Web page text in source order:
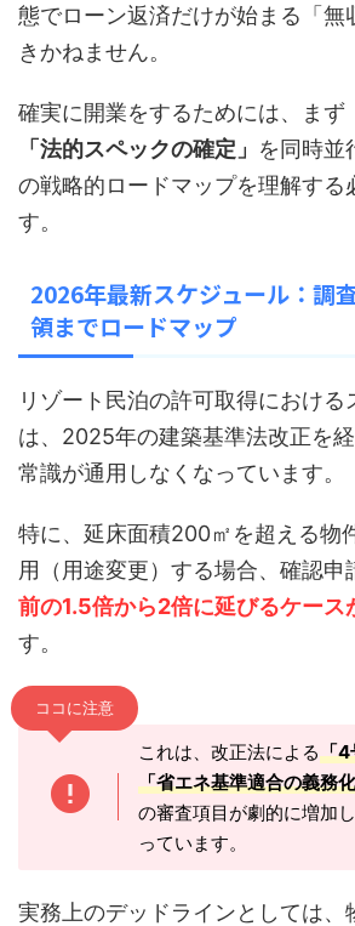
態でローン返済だけが始まる「無
きかねません。
確実に開業をするためには、まず
「法的スペックの確定」 を同時並
の戦略的ロードマップを理解する
す。
2026年最新スケジュール：調
領までロードマップ
リゾート民泊の許可取得における
は、2025年の建築基準法改正を
常識が通用しなくなっています。
特に、延床面積200㎡を超える物
用（用途変更）する場合、確認申
前の1.5倍から2倍に延びるケース
す。
ココに注意
これは、改正法による「4
「省エネ基準適合の義務
の審査項目が劇的に増加
っています。
実務上のデッドラインとしては、